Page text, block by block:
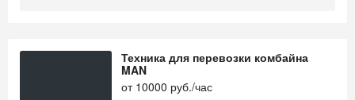
Техника для перевозки комбайна
MAN
от 10000 руб./час